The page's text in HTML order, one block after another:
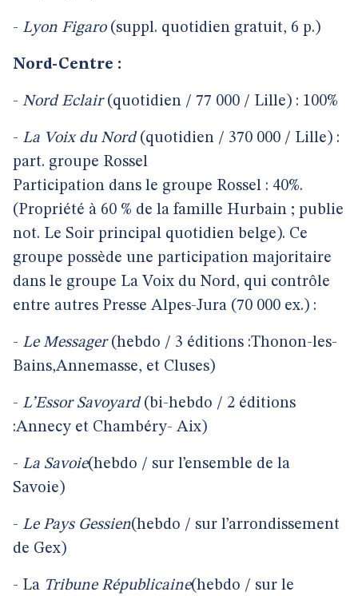
- Lyon Figaro(suppl. quotidien gratuit, 6 p.)
Nord-Centre :
- Nord Eclair(quotidien / 77 000 / Lille) : 100%
- La Voix du Nord(quotidien / 370 000 / Lille) :
part. groupe Rossel
Participation dans le groupe Rossel : 40%.
(Propriété à 60 % de la famille Hurbain ; publie
not. Le Soir principal quotidien belge). Ce
groupe possède une participation majoritaire
dans le groupe La Voix du Nord, qui contrôle
entre autres Presse Alpes-Jura (70 000 ex.) :
- Le Messager(hebdo / 3 éditions :Thonon-les-
Bains,Annemasse, et Cluses)
- L’Essor Savoyard(bi-hebdo / 2 éditions
:Annecy et Chambéry- Aix)
- La Savoie(hebdo / sur l’ensemble de la
Savoie)
- Le Pays Gessien(hebdo / sur l’arrondissement
de Gex)
- La Tribune Républicaine(hebdo / sur le